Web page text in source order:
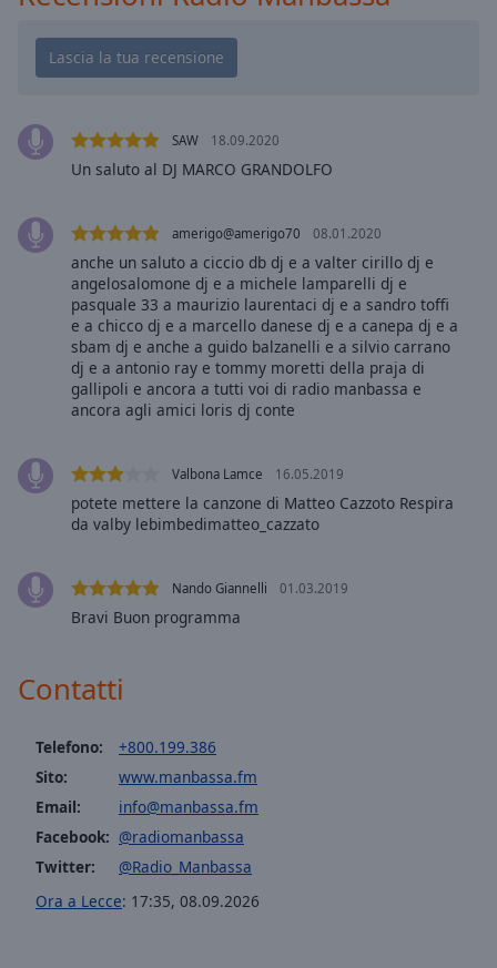
Chapters
Chapters
Descriptions
descriptions
Subtitles
subtitles
settings,
opens
subtitles
settings
dialog
off
,
selected
Picture-
in-
This
modal
window.
Beginning
dialog
window.
SAW 18.09.2020
Un saluto al DJ MARCO GRANDOLFO
amerigo@amerigo70 08.01.2020
anche un saluto a ciccio db dj e a valter cirillo dj e
angelosalomone dj e a michele lamparelli dj e
pasquale 33 a maurizio laurentaci dj e a sandro toffi
e a chicco dj e a marcello danese dj e a canepa dj e a
sbam dj e anche a guido balzanelli e a silvio carrano
dj e a antonio ray e tommy moretti della praja di
gallipoli e ancora a tutti voi di radio manbassa e
ancora agli amici loris dj conte
Valbona Lamce 16.05.2019
potete mettere la canzone di Matteo Cazzoto Respira
da valby lebimbedimatteo_cazzato
Nando Giannelli 01.03.2019
Bravi Buon programma
Contatti
Telefono:
+800.199.386
Sito:
www.manbassa.fm
Email:
info@manbassa.fm
Facebook: @radiomanbassa
Twitter:
@Radio_Manbassa
Ora a Lecce: 17:35, 08.09.2026